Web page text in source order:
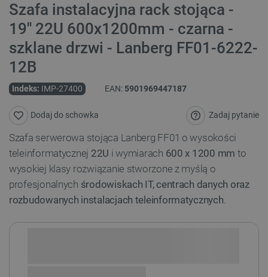
Szafa instalacyjna rack stojąca -
19'' 22U 600x1200mm - czarna -
szklane drzwi - Lanberg FF01-6222-
12B
Indeks: IMP-27400 EAN: 5901969447187
Zadaj pytanie
Dodaj do schowka
Szafa serwerowa stojąca Lanberg FF01 o wysokości
teleinformatycznej 22U i wymiarach 600 x 1200 mm to
wysokiej klasy rozwiązanie stworzone z myślą o
profesjonalnych środowiskach IT, centrach danych oraz
rozbudowanych instalacjach teleinformatycznych.